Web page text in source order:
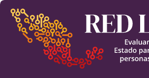
al
contenido